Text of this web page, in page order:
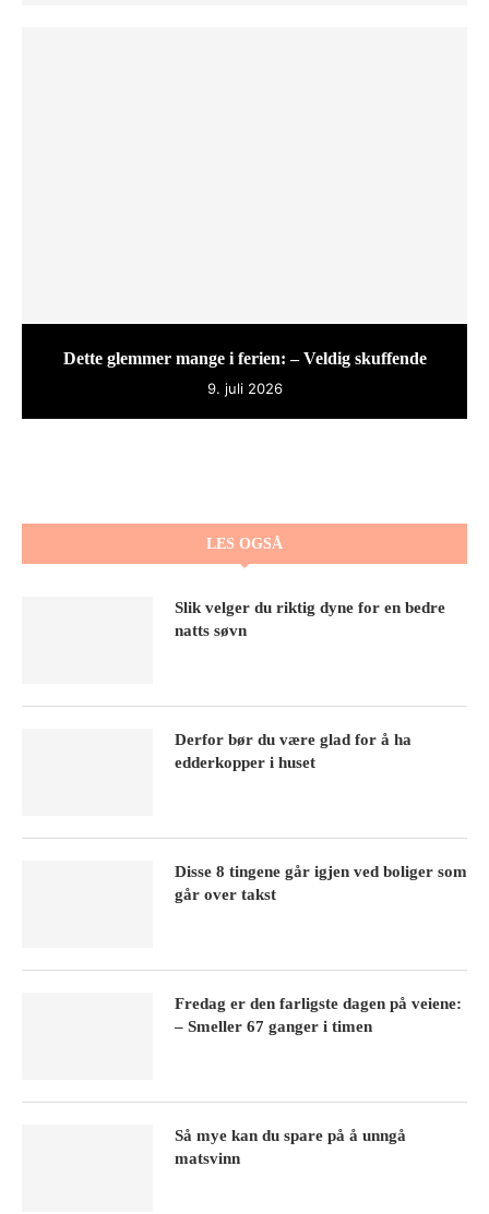
Dette glemmer mange i ferien: – Veldig skuffende
9. juli 2026
LES OGSÅ
Slik velger du riktig dyne for en bedre
natts søvn
Derfor bør du være glad for å ha
edderkopper i huset
Disse 8 tingene går igjen ved boliger som
går over takst
Fredag er den farligste dagen på veiene:
– Smeller 67 ganger i timen
Så mye kan du spare på å unngå
matsvinn